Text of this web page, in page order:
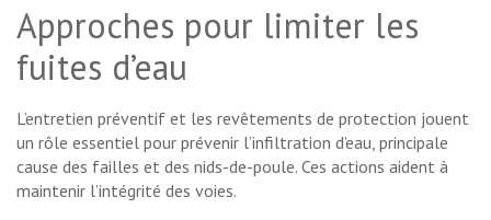
Approches pour limiter les
fuites d’eau
L’entretien préventif et les revêtements de protection jouent
un rôle essentiel pour prévenir l’infiltration d’eau, principale
cause des failles et des nids-de-poule. Ces actions aident à
maintenir l’intégrité des voies.